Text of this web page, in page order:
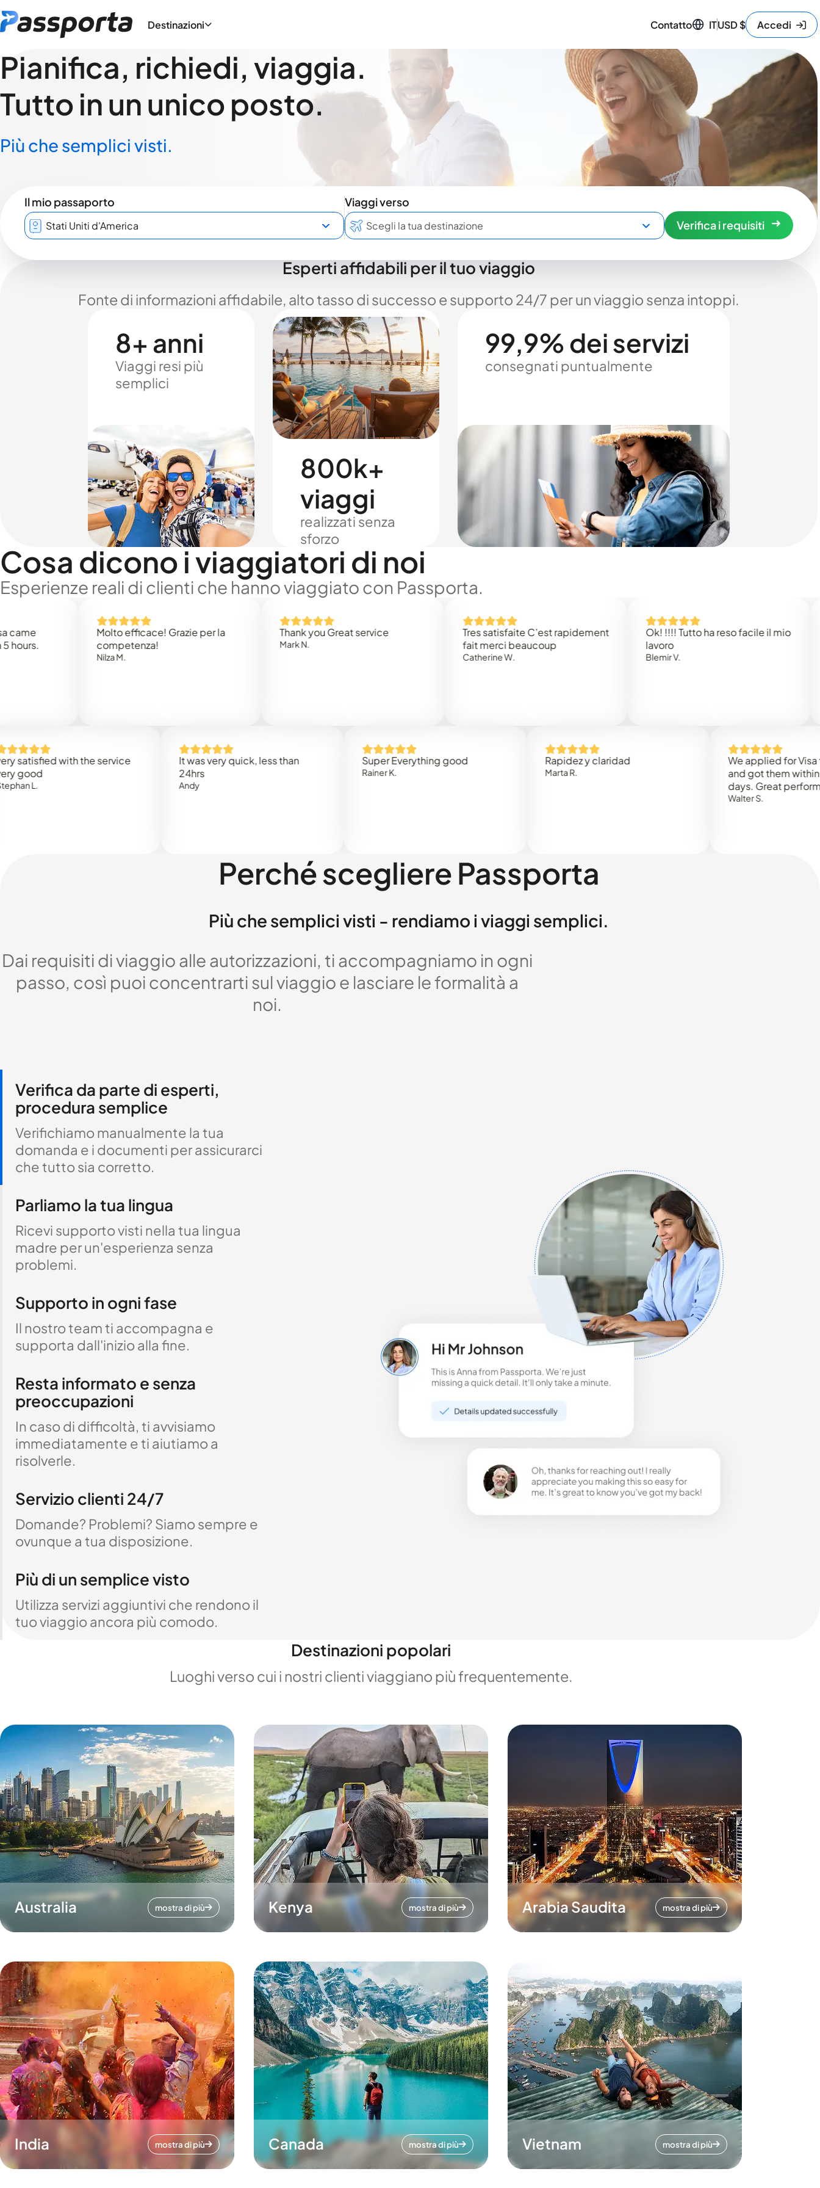
Destinazioni Contatto ITUSD$ Accedi
Pianifica, richiedi, viaggia.
Tutto in un unico posto.
Più che semplici visti.
Il mio passaporto
Viaggi verso
Verifica i requisiti
Esperti affidabili per il tuo viaggio
Fonte di informazioni affidabile, alto tasso di successo e supporto 24/7 per un viaggio senza intoppi.
8+ anni
Viaggi resi più
semplici
800k+
viaggi
realizzati senza
sforzo
99,9% dei servizi
consegnati puntualmente
Cosa dicono i viaggiatori di noi
Esperienze reali di clienti che hanno viaggiato con Passporta.
Molto efficace! Grazie per la
competenza!
Thank you Great service
Tres satisfaite C’est rapidement
fait merci beaucoup
Catherine W.
Ok! !!!! Tutto ha reso facile il mio
with the service
It was very quick, less than
Super Everything good Rapidez y claridad
We applied for Visa to
and got them within 3
days. Great performance!
Perché scegliere Passporta
Più che semplici visti - rendiamo i viaggi semplici.
Dai requisiti di viaggio alle autorizzazioni, ti accompagniamo in ogni
passo, così puoi concentrarti sul viaggio e lasciare le formalità a
noi.
Verifica da parte di esperti,
procedura semplice
Verifichiamo manualmente la tua
domanda e i documenti per assicurarci
che tutto sia corretto.
Parliamo la tua lingua
Ricevi supporto visti nella tua lingua
madre per un'esperienza senza
problemi.
Supporto in ogni fase
Il nostro team ti accompagna e
supporta dall'inizio alla fine.
Resta informato e senza
preoccupazioni
In caso di difficoltà, ti avvisiamo
immediatamente e ti aiutiamo a
risolverle.
Servizio clienti 24/7
Domande? Problemi? Siamo sempre e
ovunque a tua disposizione.
Più di un semplice visto
Utilizza servizi aggiuntivi che rendono il
tuo viaggio ancora più comodo.
Destinazioni popolari
Luoghi verso cui i nostri clienti viaggiano più frequentemente.
Australia mostra di più Kenya mostra di più Arabia Saudita mostra di più
India mostra di più Canada mostra di più Vietnam mostra di più